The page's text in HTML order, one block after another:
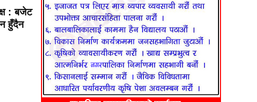
: बजेट
हुँदैन